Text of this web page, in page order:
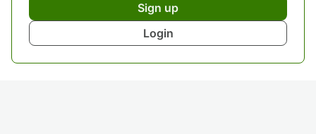
Sign up
Login